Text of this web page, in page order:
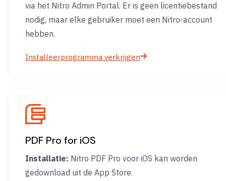
via het Nitro Admin Portal. Er is geen licentiebestand
nodig, maar elke gebruiker moet een Nitro-account
hebben.
Installeerprogramma verkrijgen
PDF Pro for iOS
Installatie: Nitro PDF Pro voor iOS kan worden
gedownload uit de App Store.